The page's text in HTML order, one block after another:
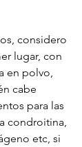
considero
lugar, con
en polvo,
cabe
para las
condroitina,
etc, si